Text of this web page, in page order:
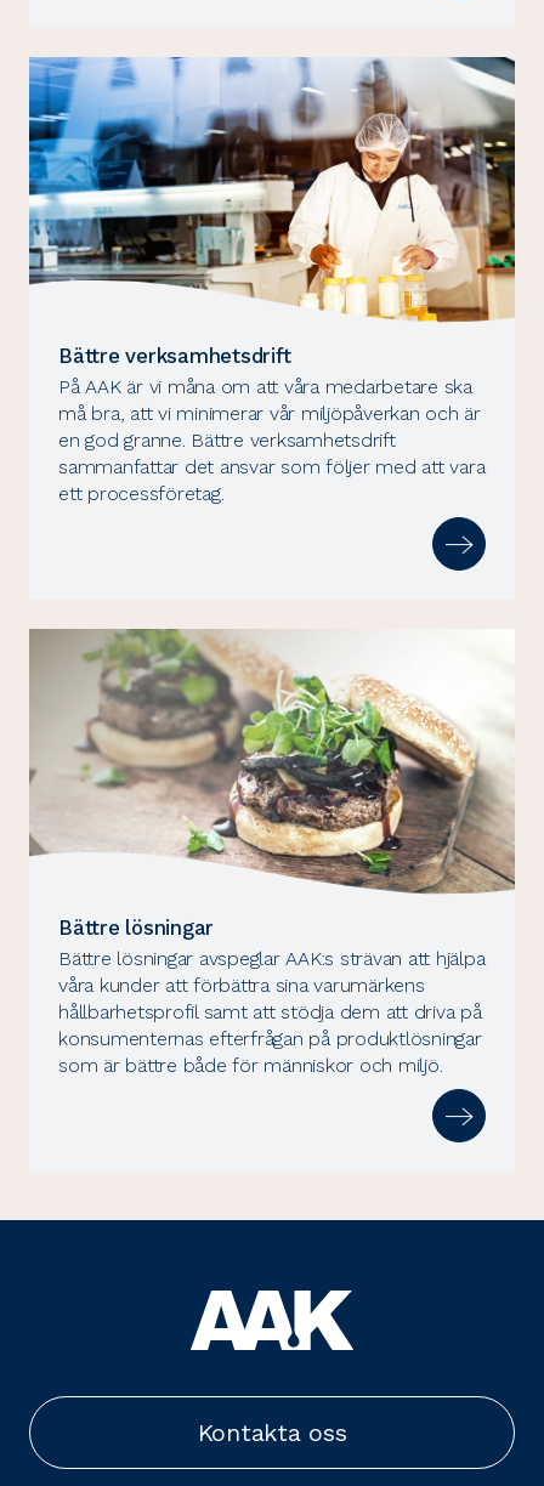
Bättre verksamhetsdrift
På AAK är vi måna om att våra medarbetare ska
må bra, att vi minimerar vår miljöpåverkan och är
en god granne. Bättre verksamhetsdrift
sammanfattar det ansvar som följer med att vara
ett processföretag.
Bättre lösningar
Bättre lösningar avspeglar AAK:s strävan att hjälpa
våra kunder att förbättra sina varumärkens
hållbarhetsprofil samt att stödja dem att driva på
konsumenternas efterfrågan på produktlösningar
som är bättre både för människor och miljö.
Kontakta oss